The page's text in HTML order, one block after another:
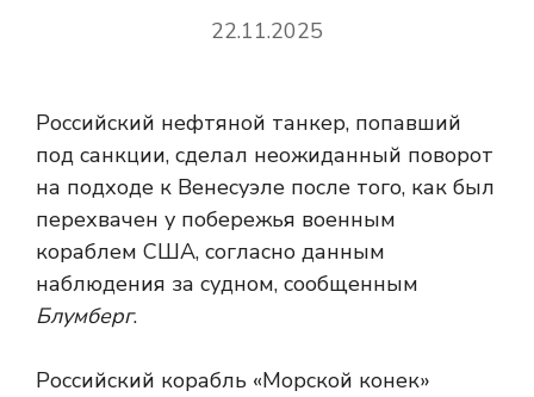
22.11.2025
Российский нефтяной танкер, попавший
под санкции, сделал неожиданный поворот
на подходе к Венесуэле после того, как был
перехвачен у побережья военным
кораблем США, согласно данным
наблюдения за судном, сообщенным
Блумберг.
Российский корабль «Морской конек»